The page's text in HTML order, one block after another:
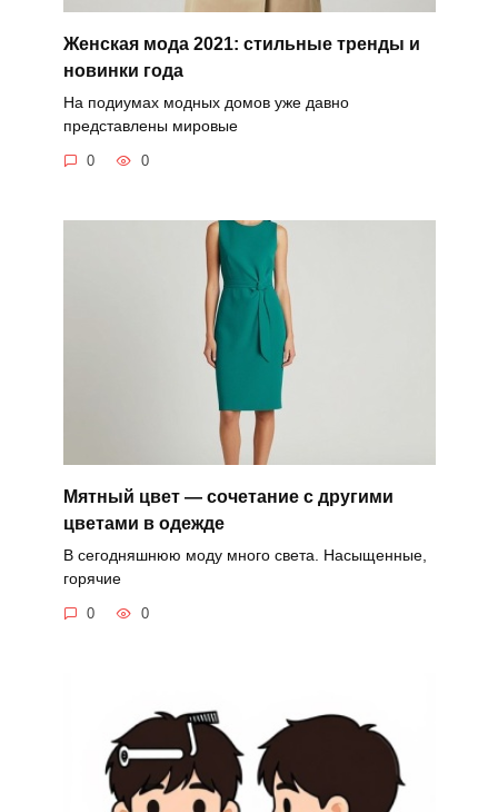
Женская мода 2021: стильные тренды и
новинки года
На подиумах модных домов уже давно
представлены мировые
0 0
Мятный цвет — сочетание с другими
цветами в одежде
В сегодняшнюю моду много света. Насыщенные,
горячие
0 0